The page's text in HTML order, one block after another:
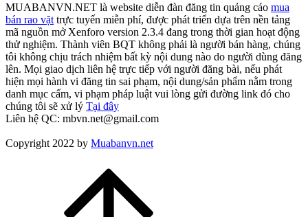
MUABANVN.NET là website diễn đàn đăng tin quảng cáo mua
bán rao vặt trực tuyến miễn phí, được phát triển dựa trên nền tảng
mã nguồn mở Xenforo version 2.3.4 đang trong thời gian hoạt động
thử nghiệm. Thành viên BQT không phải là người bán hàng, chúng
tôi không chịu trách nhiệm bất kỳ nội dung nào do người dùng đăng
lên. Mọi giao dịch liên hệ trực tiếp với người đăng bài, nếu phát
hiện mọi hành vi đăng tin sai phạm, nội dung/sản phẩm nằm trong
danh mục cấm, vi phạm pháp luật vui lòng gửi đường link đó cho
chúng tôi sẽ xử lý Tại đây
Liên hệ QC: mbvn.net@gmail.com
Copyright 2022 by Muabanvn.net